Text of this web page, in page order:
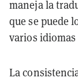
maneja la
que se puede
varios
La